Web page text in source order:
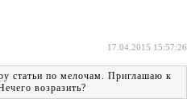
17.04.2015 15:57:26
статьи по мелочам. Приглашаю к
возразить?